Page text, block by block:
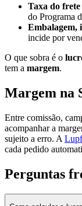
Taxa do
do Programa
Embalagem,
incide por
O que sobra é o
tem a margem.
Margem na
Entre comissão,
acompanhar a
sujeito a erro. A
cada pedido
Perguntas